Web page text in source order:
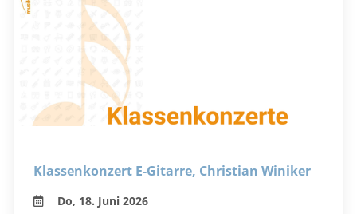
Klassenkonzert E-Gitarre, Christian Winiker
Do, 18. Juni 2026